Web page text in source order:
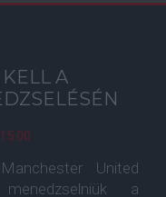
A
United
a